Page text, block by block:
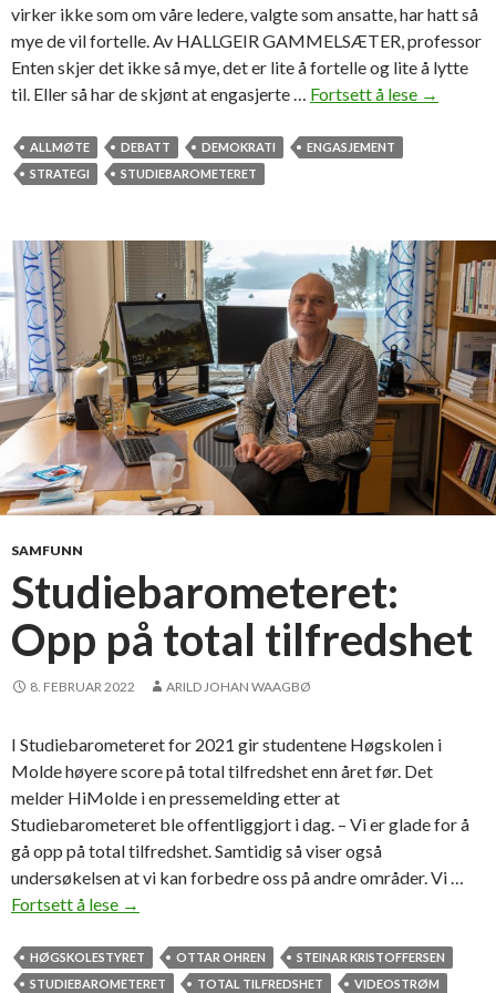
a
m
m
e
e
k
t
i
g
s
t
f
o
r
d
e
n
t
e
virker ikke som om våre ledere, valgte som ansatte, har hatt så
mye de vil fortelle. Av HALLGEIR GAMMELSÆTER, professor
Enten skjer det ikke så mye, det er lite å fortelle og lite å lytte
til. Eller så har de skjønt at engasjerte … Fortsett å lese T
u
n
d
e
r
e
t
m
→
ALLMØTE DEBATT DEMOKRATI
ENGASJEMENT
STRATEGI
STUDIEBAROMETERET
SAMFUNN
Studiebarometeret:
Opp på total tilfredshet
8. FEBRUAR 2022 ARILD JOHAN WAAGBØ
I Studiebarometeret for 2021 gir studentene Høgskolen i
Molde høyere score på total tilfredshet enn året før. Det
melder HiMolde i en pressemelding etter at
Studiebarometeret ble offentliggjort i dag. – Vi er glade for å
gå opp på total tilfredshet. Samtidig så viser også
undersøkelsen at vi kan forbedre oss på andre områder. Vi …
Fortsett å lese S
u
d
→
HØGSKOLESTYRET OTTAR OHREN
STEINAR KRISTOFFERSEN
STUDIEBAROMETERET
TOTAL TILFREDSHET VIDEOSTRØM